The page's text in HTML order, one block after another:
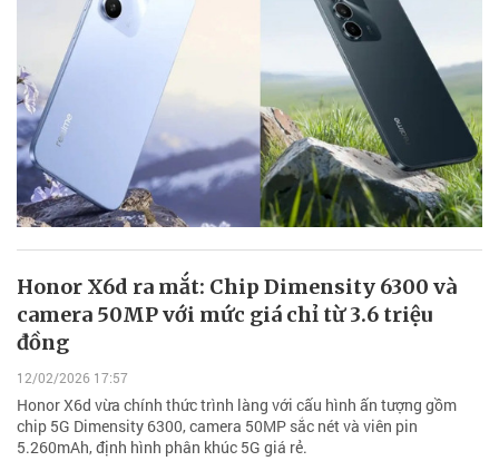
Honor X6d ra mắt: Chip Dimensity 6300 và
camera 50MP với mức giá chỉ từ 3.6 triệu
đồng
12/02/2026 17:57
Honor X6d vừa chính thức trình làng với cấu hình ấn tượng gồm
chip 5G Dimensity 6300, camera 50MP sắc nét và viên pin
5.260mAh, định hình phân khúc 5G giá rẻ.